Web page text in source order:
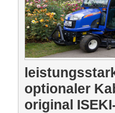
optionaler
original